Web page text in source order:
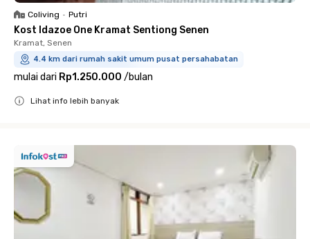
Coliving • Putri
Kost Idazoe One Kramat Sentiong Senen
Kramat, Senen
4.4 km dari rumah sakit umum pusat persahabatan
mulai dari Rp1.250.000 /bulan
Lihat info lebih banyak